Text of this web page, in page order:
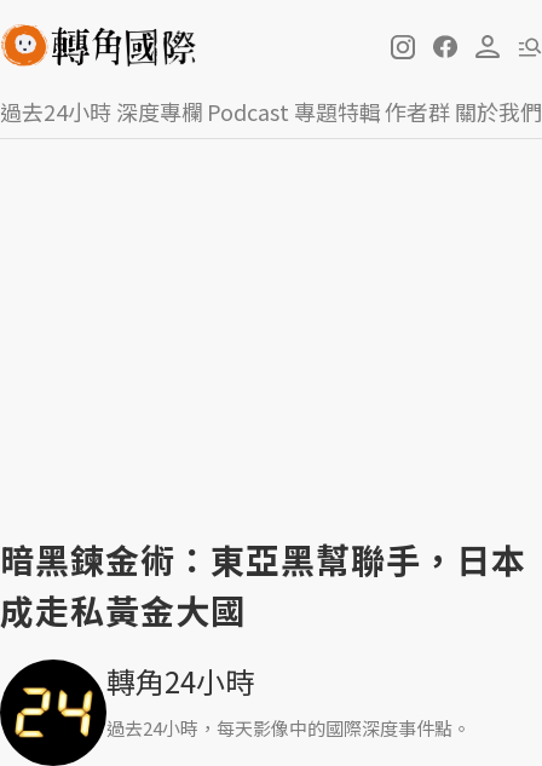
過去24小時深度專欄 Podcast 專題特輯作者群關於我們
暗黑鍊金術：東亞黑幫聯手，日本
成走私黃金大國
轉角24小時
過去24小時，每天影像中的國際深度事件點。